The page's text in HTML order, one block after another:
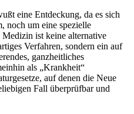
eine Entdeckung, da es sich
noch um eine spezielle
ist keine alternative
Verfahren, sondern ein auf
ganzheitliches
als „Krankheit“
auf denen die Neue
Fall überprüfbar und